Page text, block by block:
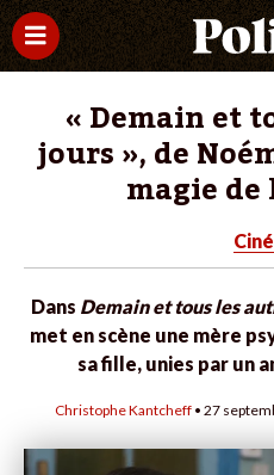
« Demain et
jours », de
magie de
Dans Demain et tous les
met en scène une mère
sa fille, unies par un
Christophe Kantcheff • 27